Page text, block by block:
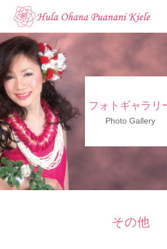
フォトギャラリ
Photo Gallery
その他
トップ
ご挨拶
クラスのご紹介
メディア掲載
フォトギャラリー